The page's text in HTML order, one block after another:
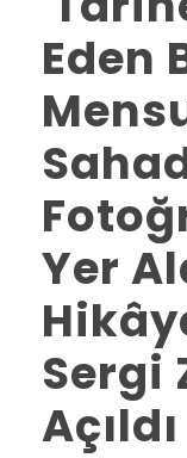
Eden
Yer
Sergi
Açıldı